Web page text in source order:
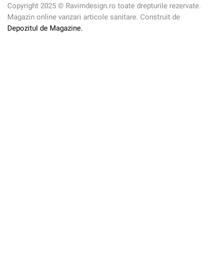
Copyright 2025 © Ravimdesign.ro toate drepturile rezervate.
Magazin online vanzari articole sanitare. Construit de
Depozitul de Magazine.